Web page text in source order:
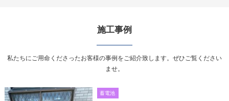
施工事例
私たちにご用命くださったお客様の事例をご紹介致します。ぜひご覧ください
ませ。
蓄電池